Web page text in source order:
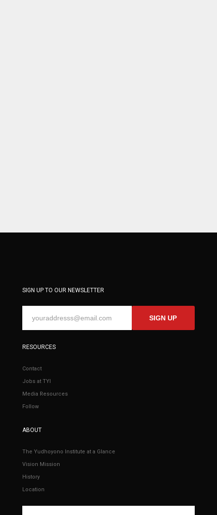
SIGN UP TO OUR NEWSLETTER
SIGN UP
RESOURCES
Contact
Jobs at TYI
Media Resources
Follow
ABOUT
The Yudhoyono Institute at a Glance
Vision Mission
History
Location